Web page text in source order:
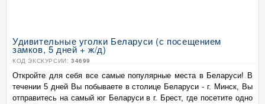
Удивительные уголки Беларуси (с посещением
замков, 5 дней + ж/д)
КОД ЭКСКУРСИИ: 34699
Откройте для себя все самые популярные места в Беларуси! В
течении 5 дней Вы побываете в столице Беларуси - г. Минск, Вы
отправитесь на самый юг Беларуси в г. Брест, где посетите одно